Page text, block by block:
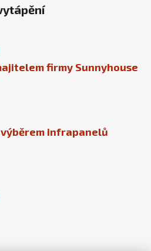
firmy Sunnyhouse
infrapanelů